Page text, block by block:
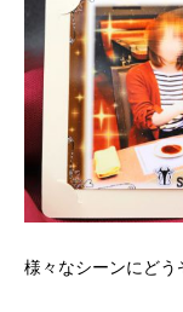
様々なシーンにどう